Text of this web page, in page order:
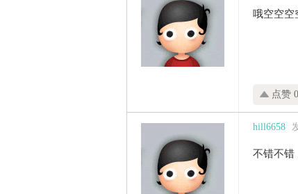
哦空空空
点赞 0
hill6658
不错不错